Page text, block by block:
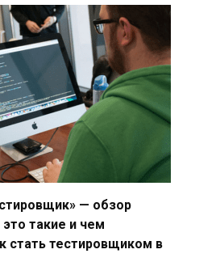
— обзор
такие и чем
стать тестировщиком в